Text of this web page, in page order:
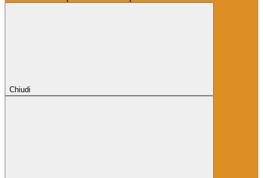
Chiudi